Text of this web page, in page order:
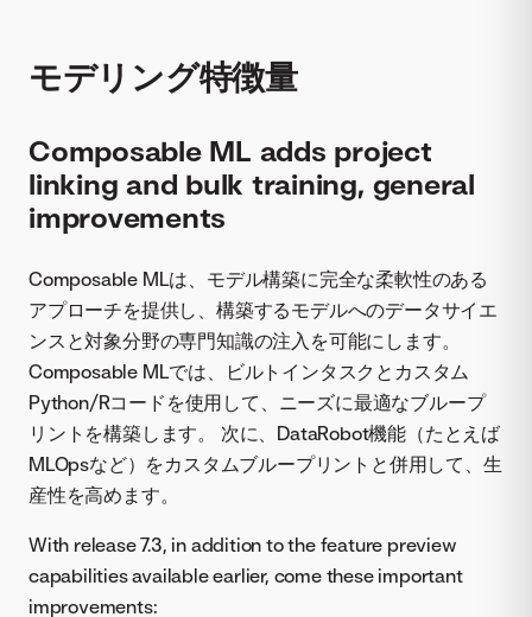
モデリング特徴量
Composable ML adds project
linking and bulk training, general
improvements
Composable MLは、モデル構築に完全な柔軟性のある
アプローチを提供し、構築するモデルへのデータサイエ
ンスと対象分野の専門知識の注入を可能にします。
Composable MLでは、ビルトインタスクとカスタム
Python/Rコードを使用して、ニーズに最適なブループ
リントを構築します。 次に、DataRobot機能（たとえば
MLOpsなど）をカスタムブループリントと併用して、生
産性を高めます。
With release 7.3, in addition to the feature preview
capabilities available earlier, come these important
improvements: